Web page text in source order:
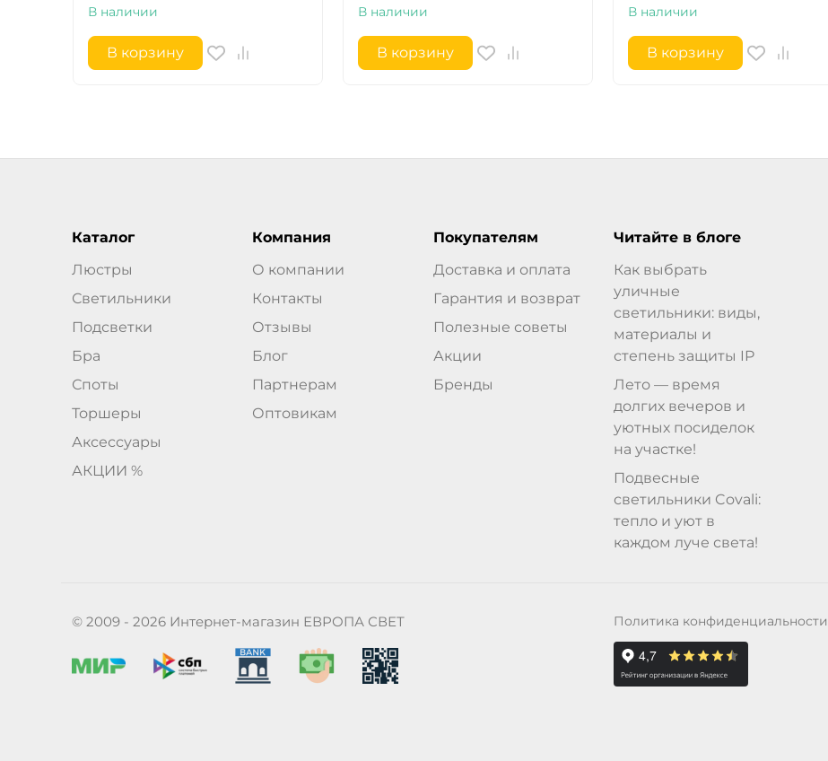
В наличии
В корзину
В наличии
В корзину
В наличии
В корзину
Каталог
Люстры
Светильники
Подсветки
Бра
Споты
Торшеры
Аксессуары
АКЦИИ %
Компания
О компании
Контакты
Отзывы
Блог
Партнерам
Оптовикам
Покупателям
Доставка и оплата
Гарантия и возврат
Полезные советы
Акции
Бренды
Читайте в блоге
Как выбрать
уличные
светильники: виды,
материалы и
степень защиты IP
Лето — время
долгих вечеров и
уютных посиделок
на участке!
Подвесные
светильники Covali:
тепло и уют в
каждом луче света!
© 2009 - 2026 Интернет-магазин ЕВРОПА СВЕТ Политика конфиденциальности